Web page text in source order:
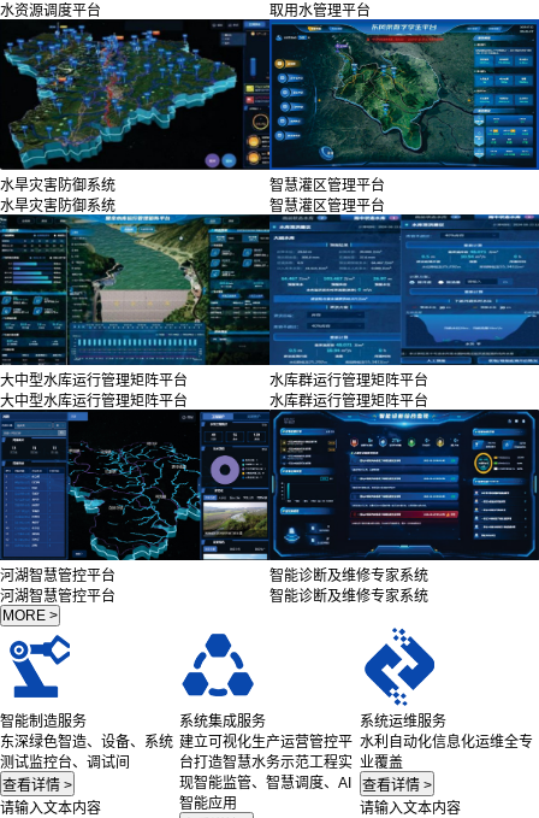
水资源调度平台
取用水管理平台
水旱灾害防御系统
水旱灾害防御系统
智慧灌区管理平台
智慧灌区管理平台
大中型水库运行管理矩阵平台
大中型水库运行管理矩阵平台
水库群运行管理矩阵平台
水库群运行管理矩阵平台
河湖智慧管控平台
河湖智慧管控平台
智能诊断及维修专家系统
智能诊断及维修专家系统
智能制造服务
东深绿色智造、设备、系统
测试监控台、调试间
请输入文本内容
系统集成服务
建立可视化生产运营管控平
台打造智慧水务示范工程实
现智能监管、智慧调度、AI
智能应用
系统运维服务
水利自动化信息化运维全专
业覆盖
请输入文本内容